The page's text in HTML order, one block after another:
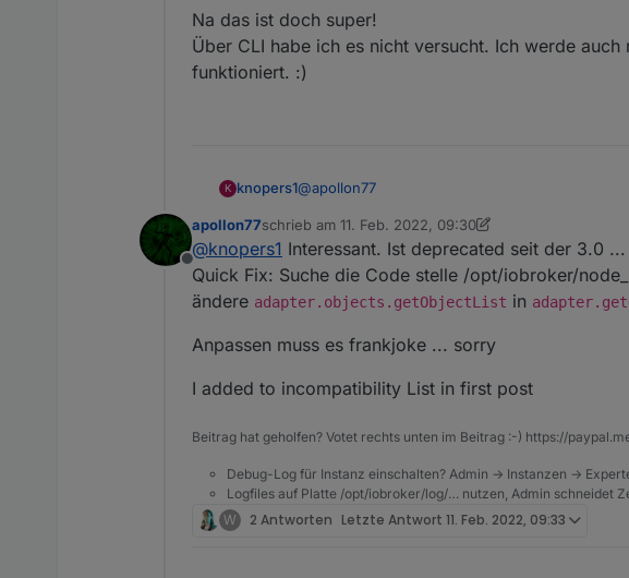
Na das ist doch super!
Über CLI habe ich es nicht versucht. Ich werde
funktioniert. :)
K knopers1@apollon77
der js.controller über die Version 3.3.22 legt
Nach Update werden keine Datenpunkte
Die letze funktionierende Version des
Zurück auf die V3.3.22, und der KM.200 läuft
Ein Issues ist bereits geöffnet:
2022-02-09 05:25:11.374 - info:
2022-02-09 05:25:13.274 - info:
Mit dem alten js.controller läuft der KM.200
Offline
apollon77schrieb am 11. Feb. 2022, 09:30
zuletzt editiert von apollon772. Nov. 2022, 10:36
@knopers1 Interessant. Ist deprecated seit der 3.0
Quick Fix: Suche die Code stelle /opt/iobroker/
ändere adapter.objects.getObjectList in
Anpassen muss es frankjoke ... sorry
I added to incompatibility List in first post
Beitrag hat geholfen? Votet rechts unten im Beitrag :-) https://
Debug-Log für Instanz einschalten? Admin -> Instanzen ->
Logfiles auf Platte /opt/iobroker/log/… nutzen, Admin schneidet
W 2 Antworten Letzte Antwort 11. Feb. 2022, 09:33